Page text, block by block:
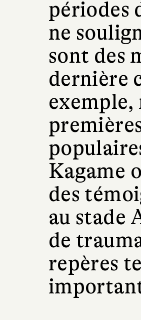
périodes
ne
sont des
dernière
exemple,
Kagame
des
au stade
de
repères